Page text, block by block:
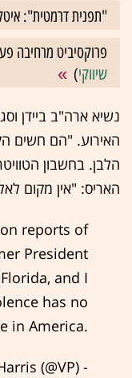
"תפנית דרמטית":
פרוקסיביט מרחיבה
שיווקי)
נשיא ארה"ב ביידן
האירוע. "הם חשים
הלבן. בחשבון
האריס: "אין מקום
reports of
President
and I
has no
in America.
- Vice President Kamala Harris (@VP)